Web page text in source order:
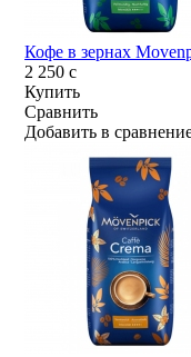
Кофе в зернах
2 250c
Купить
Сравнить
Добавить в